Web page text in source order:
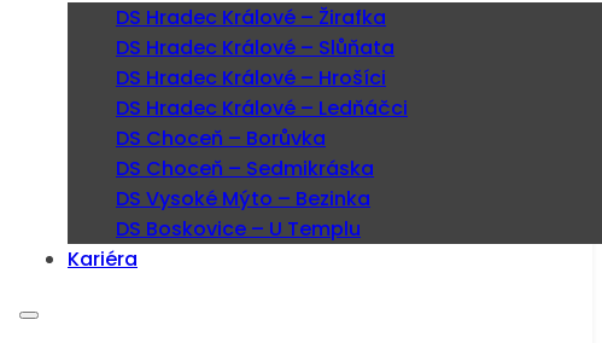
DS Hradec Králové – Žirafka
DS Hradec Králové – Slůňata
DS Hradec Králové – Hrošíci
DS Hradec Králové – Ledňáčci
DS Choceň – Borůvka
DS Choceň – Sedmikráska
DS Vysoké Mýto – Bezinka
DS Boskovice – U Templu
Kariéra